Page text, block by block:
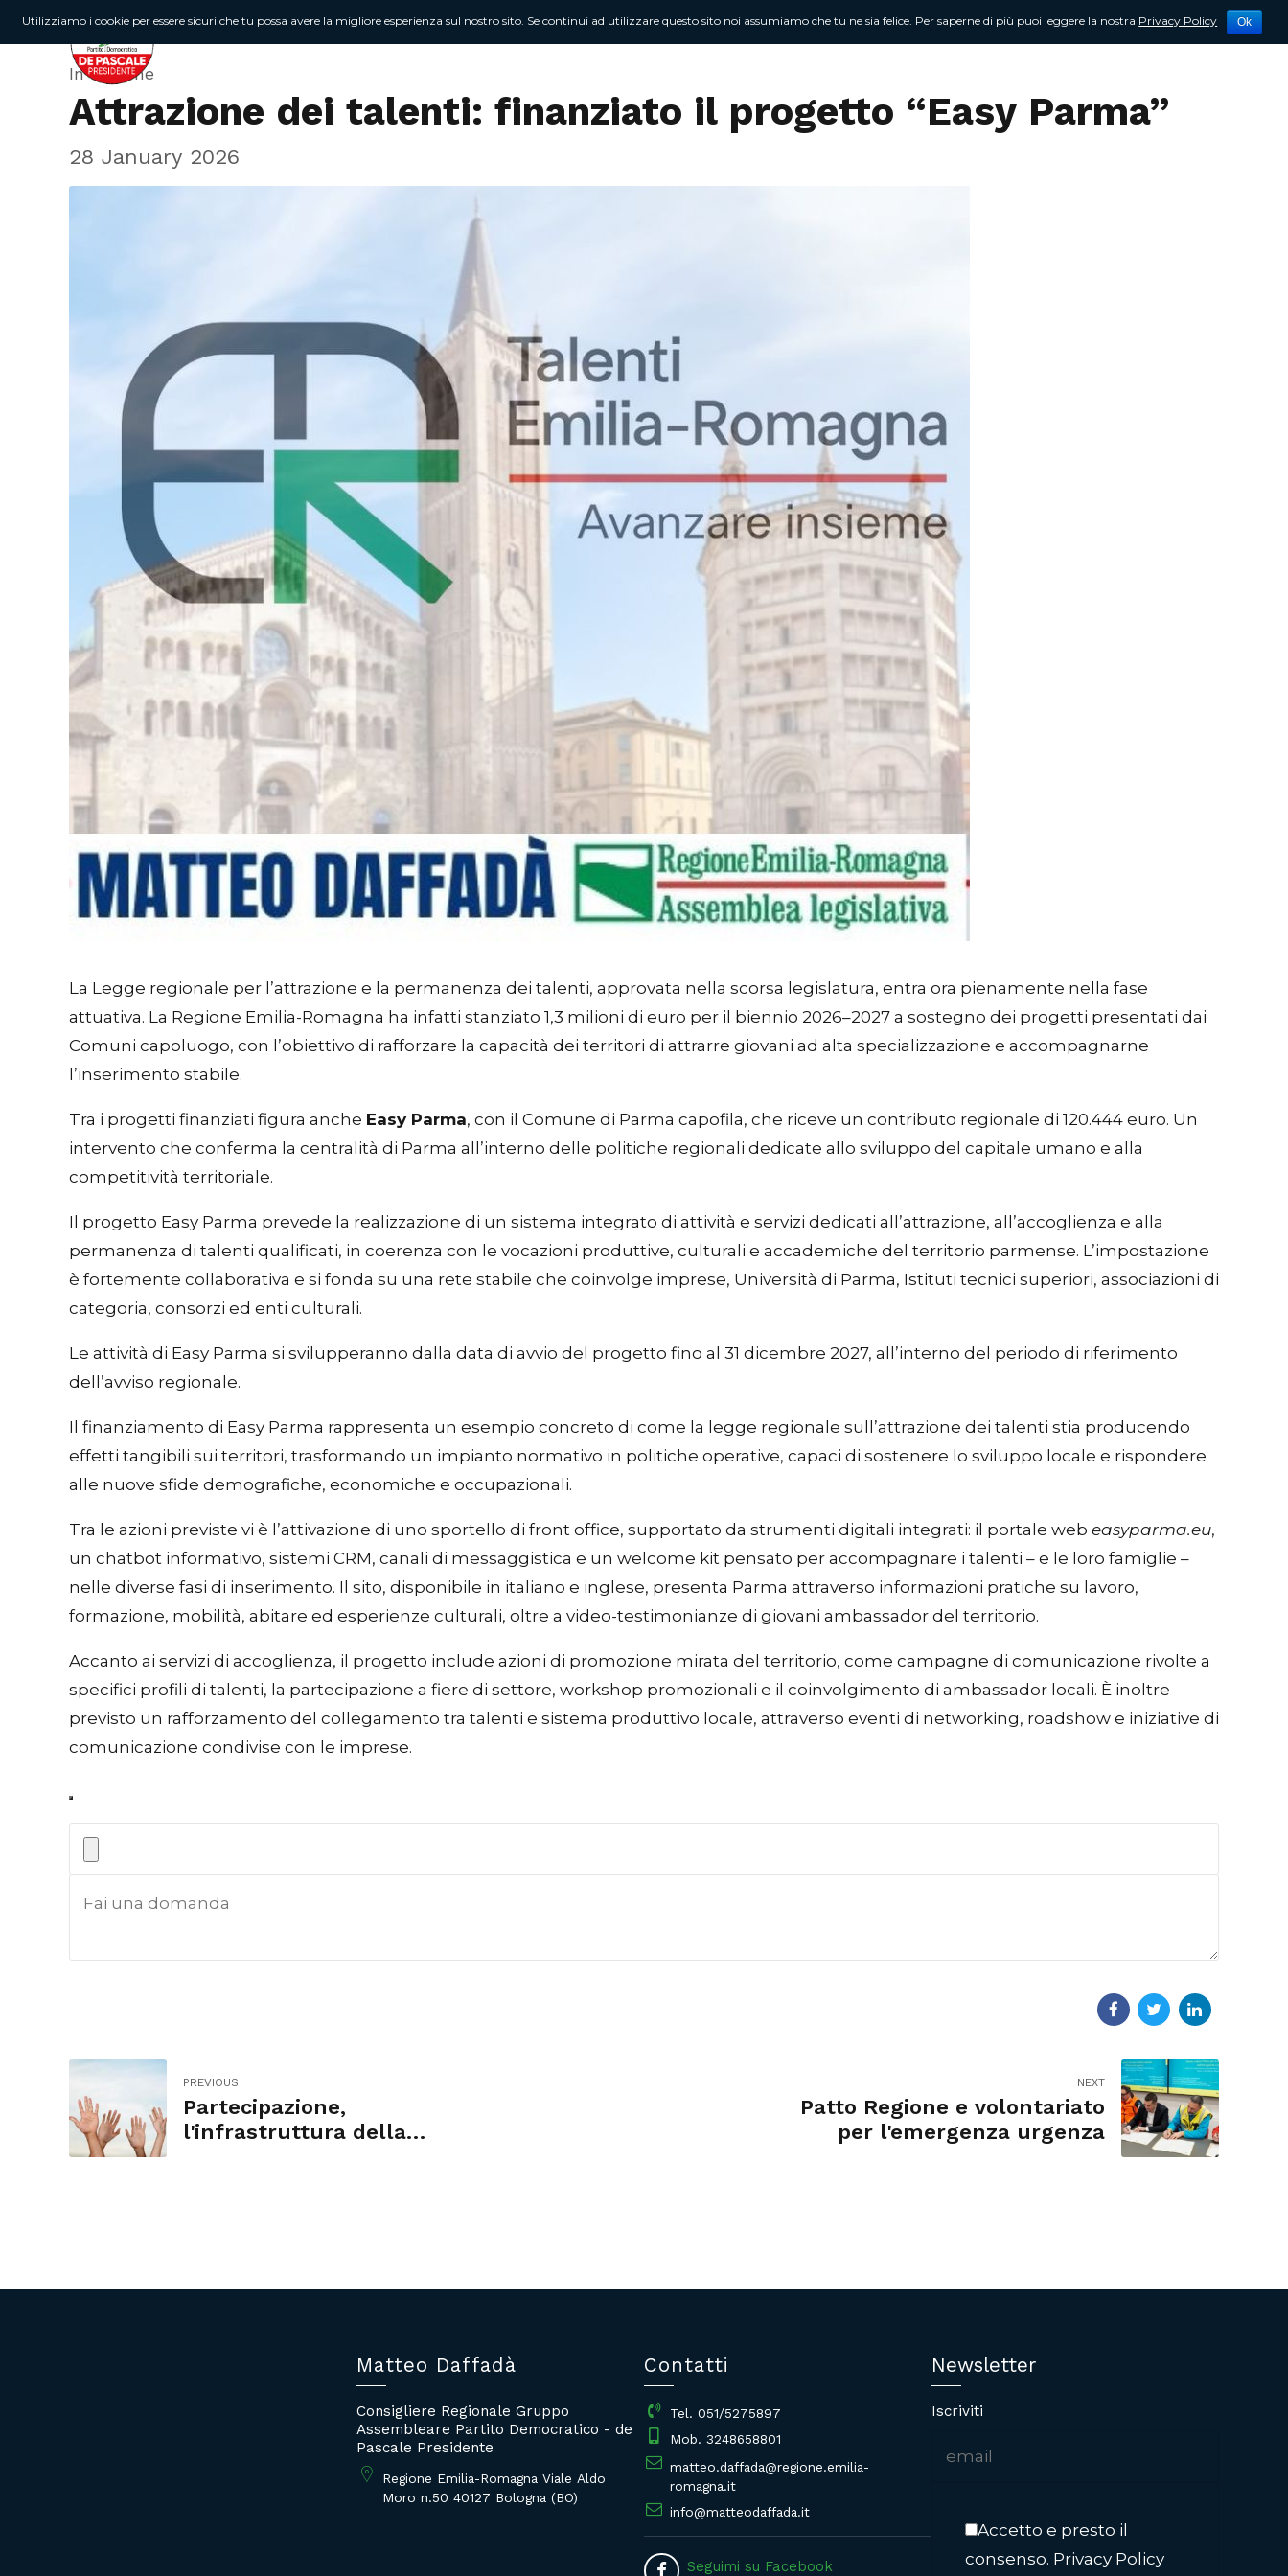
Chi sono Attività Newsletter Contattami
In Regione
Attrazione dei talenti: finanziato il progetto “Easy Parma”
28 January 2026
La Legge regionale per l’attrazione e la permanenza dei talenti, approvata nella scorsa legislatura, entra ora pienamente nella fase
attuativa. La Regione Emilia-Romagna ha infatti stanziato 1,3 milioni di euro per il biennio 2026–2027 a sostegno dei progetti presentati dai
Comuni capoluogo, con l’obiettivo di rafforzare la capacità dei territori di attrarre giovani ad alta specializzazione e accompagnarne
l’inserimento stabile.
Tra i progetti finanziati figura anche Easy Parma, con il Comune di Parma capofila, che riceve un contributo regionale di 120.444 euro. Un
intervento che conferma la centralità di Parma all’interno delle politiche regionali dedicate allo sviluppo del capitale umano e alla
competitività territoriale.
Il progetto Easy Parma prevede la realizzazione di un sistema integrato di attività e servizi dedicati all’attrazione, all’accoglienza e alla
permanenza di talenti qualificati, in coerenza con le vocazioni produttive, culturali e accademiche del territorio parmense. L’impostazione
è fortemente collaborativa e si fonda su una rete stabile che coinvolge imprese, Università di Parma, Istituti tecnici superiori, associazioni di
categoria, consorzi ed enti culturali.
Le attività di Easy Parma si svilupperanno dalla data di avvio del progetto fino al 31 dicembre 2027, all’interno del periodo di riferimento
dell’avviso regionale.
Il finanziamento di Easy Parma rappresenta un esempio concreto di come la legge regionale sull’attrazione dei talenti stia producendo
effetti tangibili sui territori, trasformando un impianto normativo in politiche operative, capaci di sostenere lo sviluppo locale e rispondere
alle nuove sfide demografiche, economiche e occupazionali.
Tra le azioni previste vi è l’attivazione di uno sportello di front office, supportato da strumenti digitali integrati: il portale web easyparma.eu,
un chatbot informativo, sistemi CRM, canali di messaggistica e un welcome kit pensato per accompagnare i talenti – e le loro famiglie –
nelle diverse fasi di inserimento. Il sito, disponibile in italiano e inglese, presenta Parma attraverso informazioni pratiche su lavoro,
formazione, mobilità, abitare ed esperienze culturali, oltre a video-testimonianze di giovani ambassador del territorio.
Accanto ai servizi di accoglienza, il progetto include azioni di promozione mirata del territorio, come campagne di comunicazione rivolte a
specifici profili di talenti, la partecipazione a fiere di settore, workshop promozionali e il coinvolgimento di ambassador locali. È inoltre
previsto un rafforzamento del collegamento tra talenti e sistema produttivo locale, attraverso eventi di networking, roadshow e iniziative di
comunicazione condivise con le imprese.
PREVIOUS
Partecipazione,
l'infrastruttura della
NEXT
Patto Regione e volontariato
per l'emergenza urgenza
Matteo Daffadà
Consigliere Regionale Gruppo
Assembleare Partito Democratico - de
Pascale Presidente
Regione Emilia-Romagna Viale Aldo
Moro n.50 40127 Bologna (BO)
Contatti
Tel. 051/5275897
Mob. 3248658801
matteo.daffada@regione.emilia-
romagna.it
info@matteodaffada.it
Seguimi su Facebook
Newsletter
Iscriviti
Accetto e presto il
consenso. Privacy Policy
Utilizziamo i cookie per essere sicuri che tu possa avere la migliore esperienza sul nostro sito. Se continui ad utilizzare questo sito noi assumiamo che tu ne sia felice. Per saperne di più puoi leggere la nostra Privacy Policy Ok